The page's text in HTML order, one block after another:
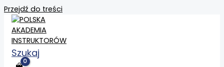
Przejdź do treści
Szukaj